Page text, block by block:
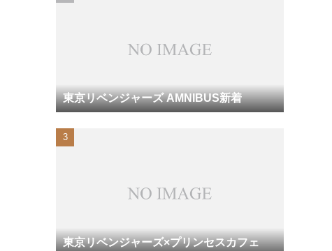
東京リベンジャーズ AMNIBUS新着
東京リベンジャーズ×プリンセスカフェ